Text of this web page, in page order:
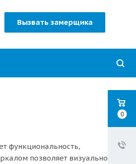
Вызвать замерщика
функциональность,
позволяет визуально
0